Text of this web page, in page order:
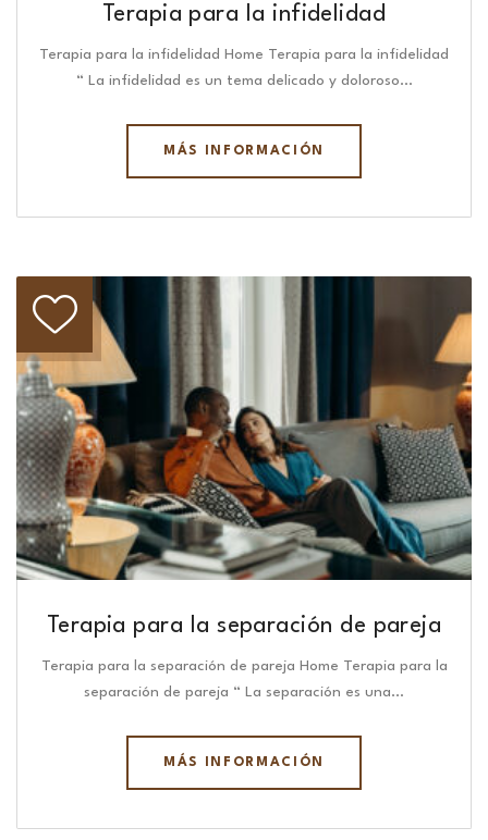
Terapia para la infidelidad
Terapia para la infidelidad Home Terapia para la infidelidad
“ La infidelidad es un tema delicado y doloroso…
MÁS INFORMACIÓN
Terapia para la separación de pareja
Terapia para la separación de pareja Home Terapia para la
separación de pareja “ La separación es una…
MÁS INFORMACIÓN